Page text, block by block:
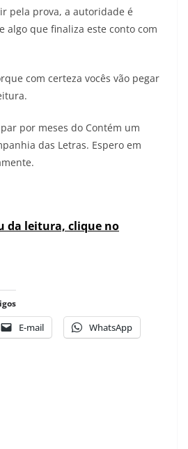
pela prova, a autoridade é
algo que finaliza este conto com
com certeza vocês vão pegar
por meses do Contém um
das Letras. Espero em
da leitura, clique no
E-mail WhatsApp